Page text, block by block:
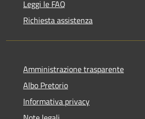
Leggi le FAQ
Richiesta assistenza
Amministrazione trasparente
Albo Pretorio
Informativa privacy